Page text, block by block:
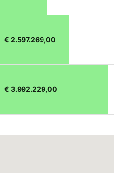
€ 2.597.269,00
€ 3.992.229,00